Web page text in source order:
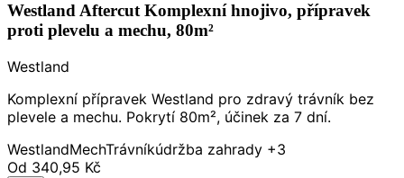
Westland Aftercut Komplexní hnojivo, přípravek
proti plevelu a mechu, 80m²
Westland
Komplexní přípravek Westland pro zdravý trávník bez
plevele a mechu. Pokrytí 80m², účinek za 7 dní.
WestlandMechTrávníkúdržba zahrady +3
Od 340,95 Kč